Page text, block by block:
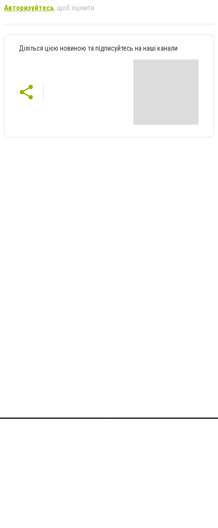
Авторизуйтесь, щоб оцінити
Діліться цією новиною та підписуйтесь на наші канали